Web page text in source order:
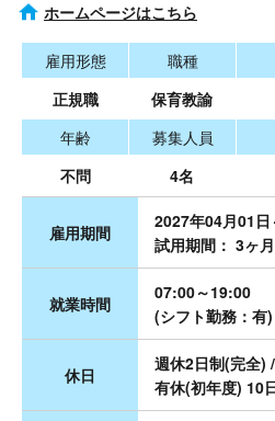
ホームページはこちら
雇用形態 職種
正規職
保育教諭
年齢
募集人員
不問
4名
雇用期間
2027年04月01日
試用期間： 3ヶ月
就業時間
07:00～19:00
(シフト勤務：有)
休日
週休2日制(完全)
有休(初年度) 10